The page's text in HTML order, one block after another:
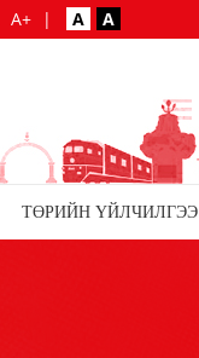
A+ | A A
ТӨРИЙН ҮЙЛЧИЛГЭЭ